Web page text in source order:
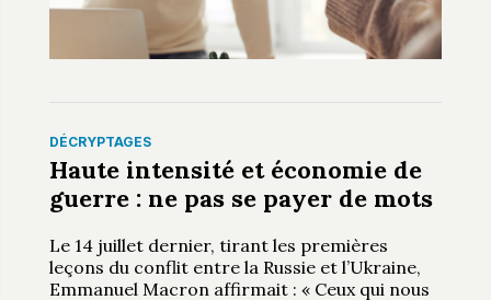
DÉCRYPTAGES
Haute intensité et économie de
guerre : ne pas se payer de mots
Le 14 juillet dernier, tirant les premières
leçons du conflit entre la Russie et l’Ukraine,
Emmanuel Macron affirmait : « Ceux qui nous